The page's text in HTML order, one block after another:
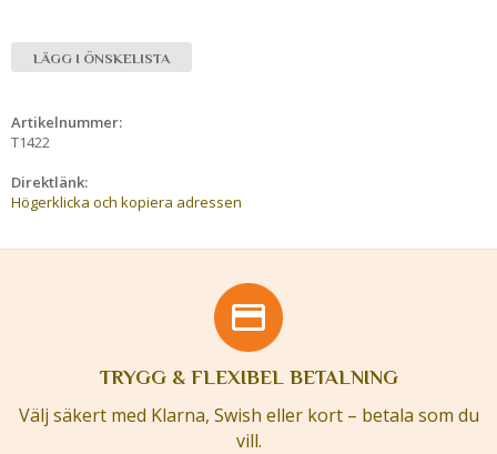
LÄGG I ÖNSKELISTA
Artikelnummer:
T1422
Direktlänk:
Högerklicka och kopiera adressen
TRYGG & FLEXIBEL BETALNING
Välj säkert med Klarna, Swish eller kort – betala som du
vill.